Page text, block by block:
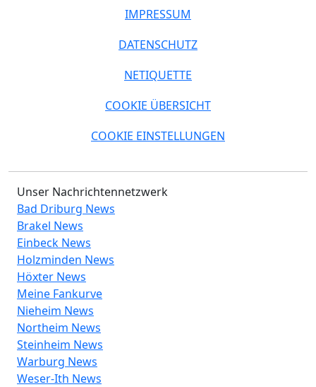
IMPRESSUM
DATENSCHUTZ
NETIQUETTE
COOKIE ÜBERSICHT
COOKIE EINSTELLUNGEN
Unser Nachrichtennetzwerk
Bad Driburg News
Brakel News
Einbeck News
Holzminden News
Höxter News
Meine Fankurve
Nieheim News
Northeim News
Steinheim News
Warburg News
Weser-Ith News